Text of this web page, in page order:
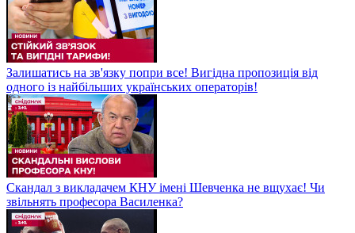
Залишатись на зв'язку попри все! Вигідна пропозиція від
одного із найбільших українських операторів!
Скандал з викладачем КНУ імені Шевченка не вщухає! Чи
звільнять професора Василенка?